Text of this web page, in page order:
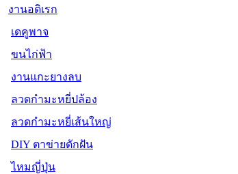
งานอดิเรก
เดคูพาจ
ขนไก่ฟ้า
งานแกะยางลบ
ลวดกำมะหยี่ปล้อง
ลวดกำมะหยี่เส้นใหญ่
DIY ตาข่ายดักฝัน
ไหมญี่ปุ่น